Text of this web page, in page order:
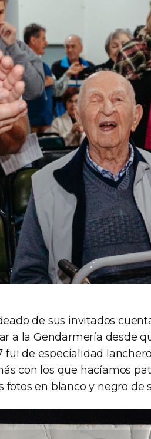
de sus invitados
a la Gendarmería desde
fui de especialidad
con los que hacíamos
fotos en blanco y negro